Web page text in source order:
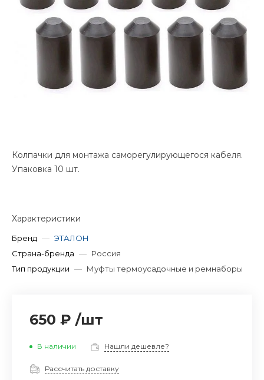
Колпачки для монтажа саморегулирующегося кабеля.
Упаковка 10 шт.
Характеристики
Бренд — ЭТАЛОН
Страна-бренда — Россия
Тип продукции — Муфты термоусадочные и ремнаборы
650 ₽ /шт
В наличии Нашли дешевле?
Рассчитать доставку